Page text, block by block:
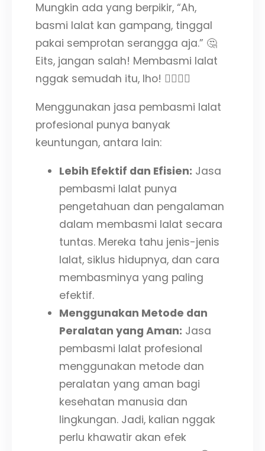
Mungkin ada yang berpikir, “Ah,
basmi lalat kan gampang, tinggal
pakai semprotan serangga aja.” 🤔
Eits, jangan salah! Membasmi lalat
nggak semudah itu, lho! 🙅‍♀️🙅‍♂️
Menggunakan jasa pembasmi lalat
profesional punya banyak
keuntungan, antara lain:
Lebih Efektif dan Efisien: Jasa
pembasmi lalat punya
pengetahuan dan pengalaman
dalam membasmi lalat secara
tuntas. Mereka tahu jenis-jenis
lalat, siklus hidupnya, dan cara
membasminya yang paling
efektif.
Menggunakan Metode dan
Peralatan yang Aman: Jasa
pembasmi lalat profesional
menggunakan metode dan
peralatan yang aman bagi
kesehatan manusia dan
lingkungan. Jadi, kalian nggak
perlu khawatir akan efek